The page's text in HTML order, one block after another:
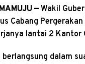
— Wakil
Cabang
lantai 2 Kantor
dalam